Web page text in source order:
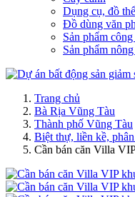
Dụng cụ, đồ
Đồ dùng văn
Sản phẩm
Sản phẩm
Trang chủ
Bà Rịa Vũng Tàu
Thành phố Vũng Tàu
Biệt thự, liền kề,
Cần bán căn Villa